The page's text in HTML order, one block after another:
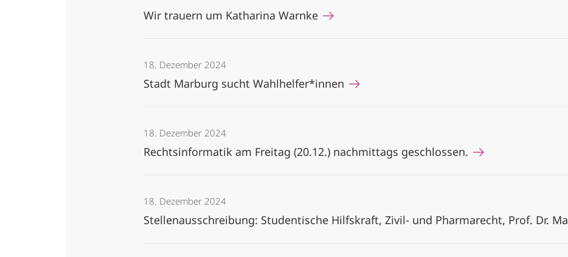
Wir trauern um Katharina Warnke
18. Dezember 2024
Stadt Marburg sucht Wahlhelfer*innen
18. Dezember 2024
Rechtsinformatik am Freitag (20.12.) nachmittags geschlossen.
18. Dezember 2024
Stellenausschreibung: Studentische Hilfskraft, Zivil- und Pharmarecht, Prof. Dr.